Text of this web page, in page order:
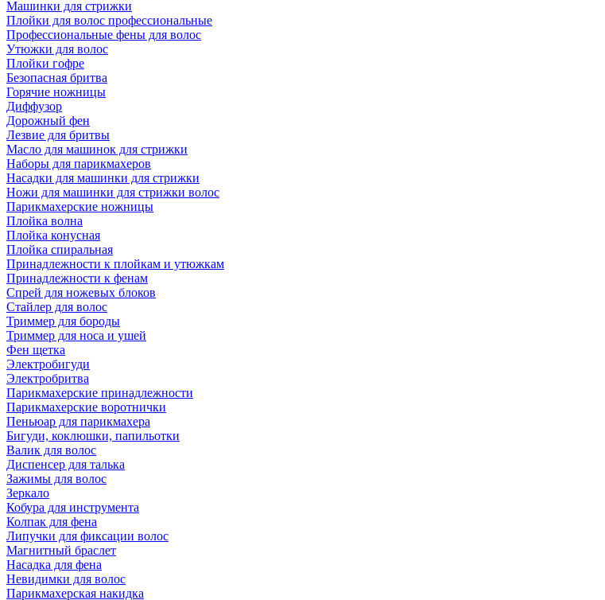
Машинки для стрижки
Плойки для волос профессиональные
Профессиональные фены для волос
Утюжки для волос
Плойки гофре
Безопасная бритва
Горячие ножницы
Диффузор
Дорожный фен
Лезвие для бритвы
Масло для машинок для стрижки
Наборы для парикмахеров
Насадки для машинки для стрижки
Ножи для машинки для стрижки волос
Парикмахерские ножницы
Плойка волна
Плойка конусная
Плойка спиральная
Принадлежности к плойкам и утюжкам
Принадлежности к фенам
Спрей для ножевых блоков
Стайлер для волос
Триммер для бороды
Триммер для носа и ушей
Фен щетка
Электробигуди
Электробритва
Парикмахерские принадлежности
Парикмахерские воротнички
Пеньюар для парикмахера
Бигуди, коклюшки, папильотки
Валик для волос
Диспенсер для талька
Зажимы для волос
Зеркало
Кобура для инструмента
Колпак для фена
Липучки для фиксации волос
Магнитный браслет
Насадка для фена
Невидимки для волос
Парикмахерская накидка